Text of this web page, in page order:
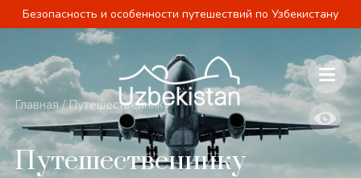
Безопасность и особенности путешествий по Узбекистану
Главная / Путешественнику
Путешественнику